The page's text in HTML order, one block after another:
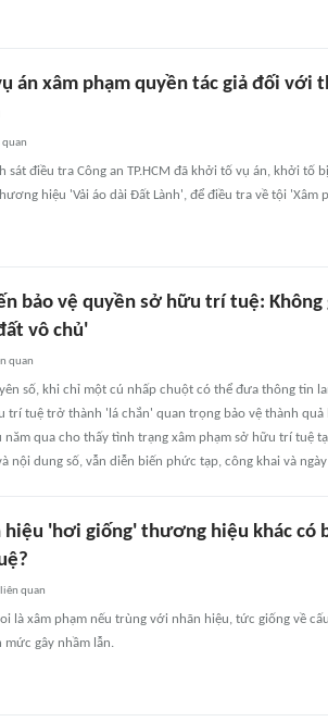
án xâm phạm quyền tác giả đối với
quan
sát điều tra Công an TP.HCM đã khởi tố vụ án, khởi tố
hiệu 'Vải áo dài Đất Lành', để điều tra về tội 'Xâm
bảo vệ quyền sở hữu trí tuệ: Không
vô chủ'
quan
số, khi chỉ một cú nhấp chuột có thể đưa thông tin
trí tuệ trở thành 'lá chắn' quan trọng bảo vệ thành quả
năm qua cho thấy tình trạng xâm phạm sở hữu trí tuệ
nội dung số, vẫn diễn biến phức tạp, công khai và
hiệu 'hơi giống' thương hiệu khác có
liên quan
là xâm phạm nếu trùng với nhãn hiệu, tức giống về
gây nhầm lẫn.